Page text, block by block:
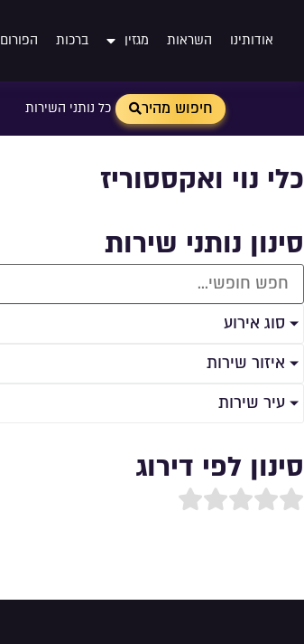
אודותינו השראות מגזין ברכות הפורום
חיפוש מהיר כל נותני השירות
כלי נוי ואקססוריז
סינון נותני שירות
סוג אירוע
איזור שירות
עיר שירות
סינון לפי דירוג